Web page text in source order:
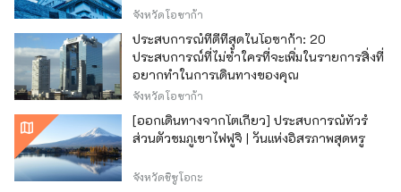
จังหวัดโอซาก้า
ประสบการณ์ที่ดีที่สุดในโอซาก้า: 20
ประสบการณ์ที่ไม่ซ้ำใครที่จะเพิ่มในรายการสิ่งที่
อยากทำในการเดินทางของคุณ
จังหวัดโอซาก้า
[ออกเดินทางจากโตเกียว] ประสบการณ์ทัวร์
ส่วนตัวชมภูเขาไฟฟูจิ | วันแห่งอิสรภาพสุดหรู
จังหวัดชิซูโอกะ